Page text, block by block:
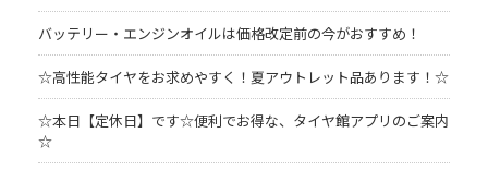
バッテリー・エンジンオイルは価格改定前の今がおすすめ！
☆高性能タイヤをお求めやすく！夏アウトレット品あります！☆
☆本日【定休日】です☆便利でお得な、タイヤ館アプリのご案内
☆